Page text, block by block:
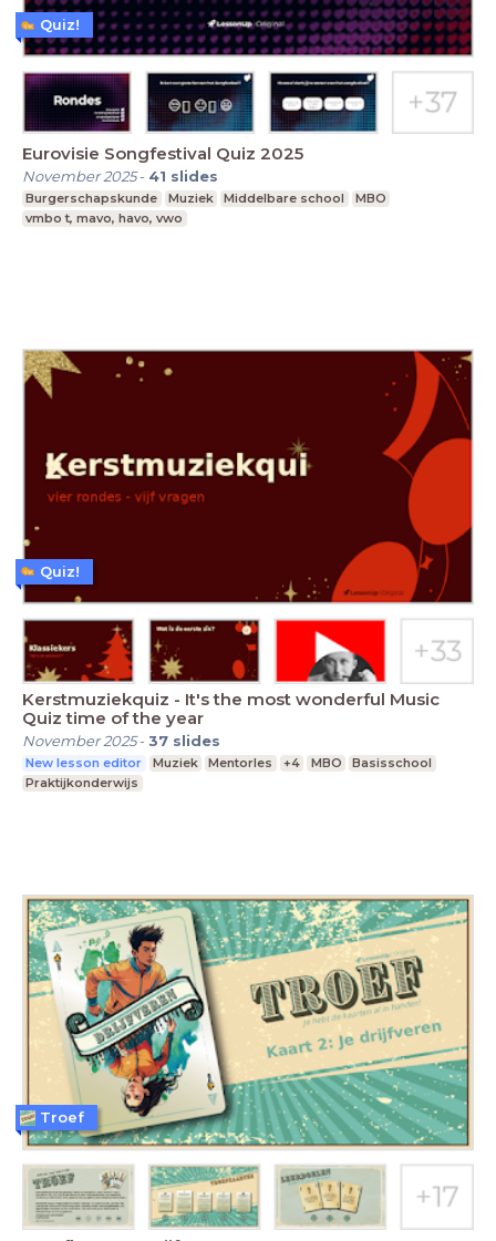
Eurovisie Songfestival Quiz 2025
November 2025- 41 slides
Burgerschapskunde Muziek Middelbare school
MBO
vmbo t, mavo, havo, vwo
Quiz!
Kerstmuziekquiz - It's the most wonderful Music
Quiz time of the year
November 2025-37 slides
New lesson editor Muziek Mentorles +4 MBO
Basisschool
Praktijkonderwijs
Quiz!
Troef